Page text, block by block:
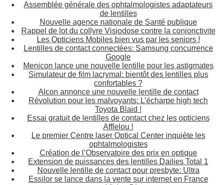
Assemblée générale des ophtalmologistes adaptateurs
de lentilles
Nouvelle agence nationale de Santé publique
Rappel de lot du collyre Visiodose contre la conjonctivite
Les Opticiens Mobiles bien vus par les seniors !
Lentilles de contact connectées: Samsung concurrence
Google
Menicon lance une nouvelle lentille pour les astigmates
Simulateur de film lacrymal: bientôt des lentilles plus
confortables ?
Alcon annonce une nouvelle lentille de contact
Révolution pour les malvoyants: L’écharpe high tech
Toyota Blaid !
Essai gratuit de lentilles de contact chez les opticiens
Afflelou !
Le premier Centre laser Optical Center inquiète les
ophtalmologistes
Création de l’Observatoire des prix en optique
Extension de puissances des lentilles Dailies Total 1
Nouvelle lentille de contact pour presbyte: Ultra
Essilor se lance dans la vente sur internet en France